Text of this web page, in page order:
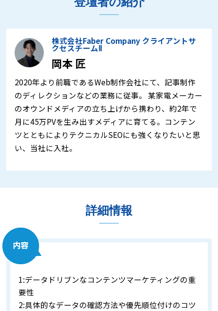
株式会社Faber Company クライアントサ
クセスチームⅡ
岡本 匠
2020年より前職であるWeb制作会社にて、記事制作
のディレクションなどの業務に従事。 某家電メーカー
のオウンドメディアの立ち上げから携わり、約2年で
月に45万PVを生み出すメディアに育てる。コンテン
ツとともによりテクニカルSEOにも強くなりたいと思
い、当社に入社。
詳細情報
1:データドリブンなコンテンツマーケティングの重
要性
2:具体的なデータの確認方法や優先順位付けのコツ